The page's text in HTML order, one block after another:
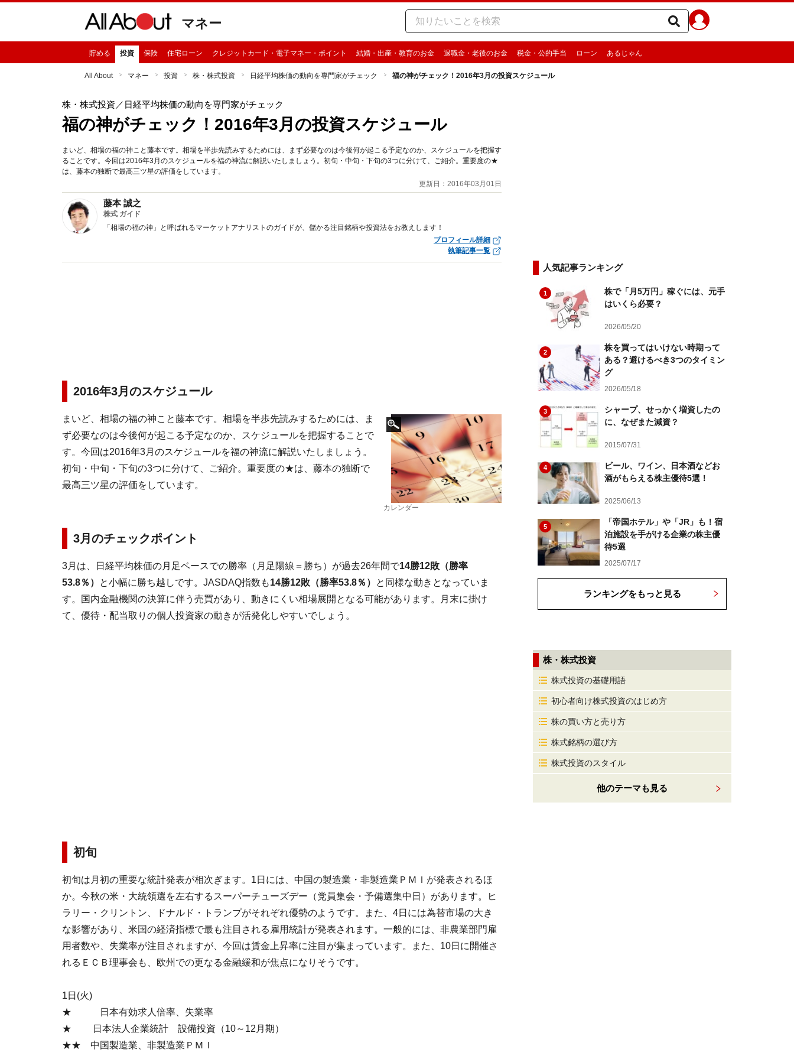
マネー
貯める 投資 保険 住宅ローン クレジットカード・電子マネー・ポイント 結婚・出産・教育のお金 退職金・老後のお金 税金・公的手当 ローン あるじゃん
All About マネー 投資 株・株式投資 日経平均株価の動向を専門家がチェック 福の神がチェック！2016年3月の投資スケジュール
株・株式投資 ／日経平均株価の動向を専門家がチェック
福の神がチェック！2016年3月の投資スケジュール
まいど、相場の福の神こと藤本です。相場を半歩先読みするためには、まず必要なのは今後何が起こる予定なのか、スケジュールを把握す
ることです。今回は2016年3月のスケジュールを福の神流に解説いたしましょう。初旬・中旬・下旬の3つに分けて、ご紹介。重要度の★
は、藤本の独断で最高三ツ星の評価をしています。
更新日：2016年03月01日
藤本 誠之
株式 ガイド
「相場の福の神」と呼ばれるマーケットアナリストのガイドが、儲かる注目銘柄や投資法をお教えします！
プロフィール詳細
執筆記事一覧
2016年3月のスケジュール
カレンダー
まいど、相場の福の神こと藤本です。相場を半歩先読みするためには、ま
ず必要なのは今後何が起こる予定なのか、スケジュールを把握することで
す。今回は2016年3月のスケジュールを福の神流に解説いたしましょう。
初旬・中旬・下旬の3つに分けて、ご紹介。重要度の★は、藤本の独断で
最高三ツ星の評価をしています。
3月のチェックポイント
3月は、日経平均株価の月足ベースでの勝率（月足陽線＝勝ち）が過去26年間で14勝12敗（勝率
53.8％）
と小幅に勝ち越しです。JASDAQ指数も14勝12敗（勝率53.8％）
と同様な動きとなっていま
す。国内金融機関の決算に伴う売買があり、動きにくい相場展開となる可能があります。月末に掛け
て、優待・配当取りの個人投資家の動きが活発化しやすいでしょう。
初旬
初旬は月初の重要な統計発表が相次ぎます。1日には、中国の製造業・非製造業ＰＭＩが発表されるほ
か。今秋の米・大統領選を左右するスーパーチューズデー（党員集会・予備選集中日）があります。ヒ
ラリー・クリントン、ドナルド・トランプがそれぞれ優勢のようです。また、4日には為替市場の大き
な影響があり、米国の経済指標で最も注目される雇用統計が発表されます。一般的には、非農業部門雇
用者数や、失業率が注目されますが、今回は賃金上昇率に注目が集まっています。また、10日に開催さ
れるＥＣＢ理事会も、欧州での更なる金融緩和が焦点になりそうです。
1日(火)
★ 日本有効求人倍率、失業率
★ 日本法人企業統計 設備投資（10～12月期）
★★ 中国製造業、非製造業ＰＭＩ
人気記事ランキング
1
株で「月5万円」稼ぐには、元手
はいくら必要？
2026/05/20
2
株を買ってはいけない時期って
ある？避けるべき3つのタイミン
グ
2026/05/18
3
シャープ、せっかく増資したの
に、なぜまた減資？
2015/07/31
4
ビール、ワイン、日本酒などお
酒がもらえる株主優待5選！
2025/06/13
5
「帝国ホテル」や「JR」も！宿
泊施設を手がける企業の株主優
待5選
2025/07/17
ランキングをもっと見る
株・株式投資
株式投資の基礎用語
初心者向け株式投資のはじめ方
株の買い方と売り方
株式銘柄の選び方
株式投資のスタイル
他のテーマも見る